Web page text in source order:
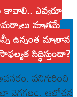
కావాలి.. ఎవ్వరూ
మాత్రమే
ఉన్నంత మాత్రాన
సిద్ధిస్తుందా?
పనిగురించి
నెగ్గగలం. ఆలోచన